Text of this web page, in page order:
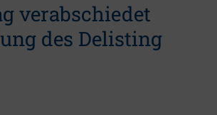
verabschiedet
des Delisting